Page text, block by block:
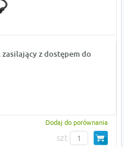
z dostępem do
Dodaj do porównania
szt